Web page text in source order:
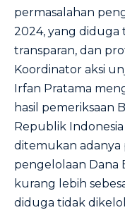
permasalahan
2024, yang diduga
transparan, dan
Koordinator aksi
Irfan Pratama
hasil pemeriksaan
Republik
ditemukan adanya
pengelolaan Dana
kurang lebih
diduga tidak